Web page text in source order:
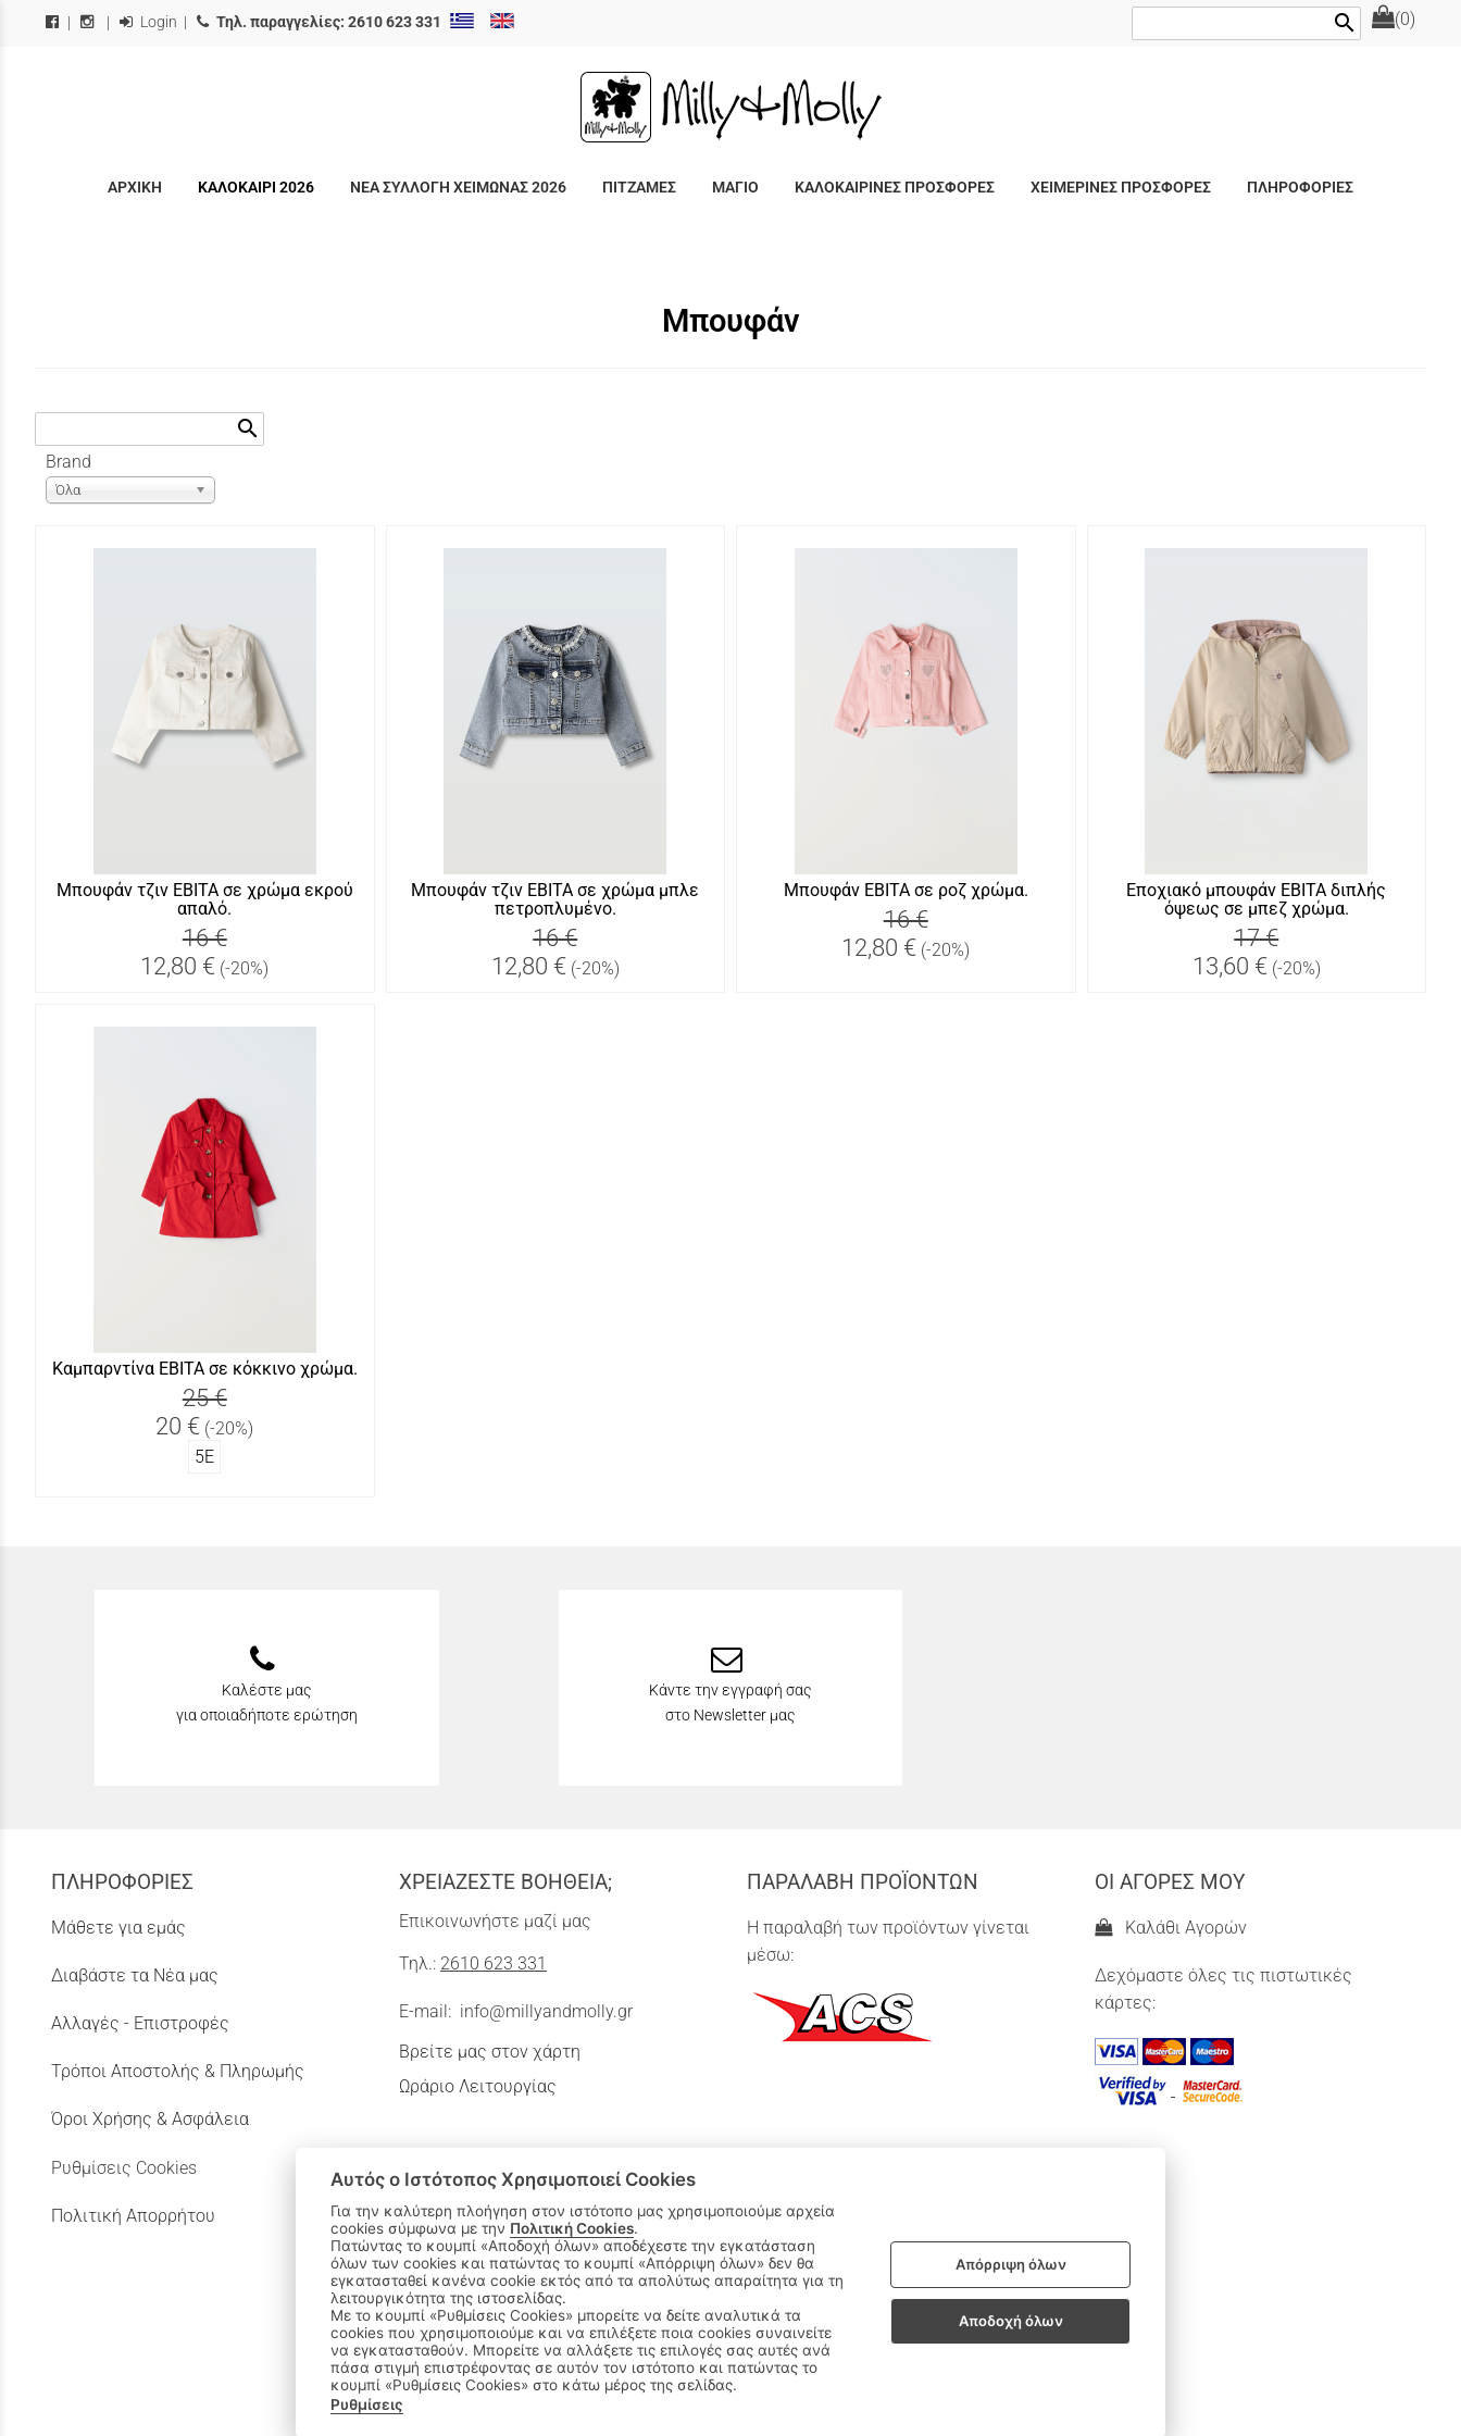
Login | Τηλ. παραγγελίες: 2610 623 331 (0)
search
ΑΡΧΙΚΗ ΚΑΛΟΚΑΙΡΙ 2026 ΝΕΑ ΣΥΛΛΟΓΗ ΧΕΙΜΩΝΑΣ 2026 ΠΙΤΖΑΜΕΣ ΜΑΓΙΟ ΚΑΛΟΚΑΙΡΙΝΕΣ ΠΡΟΣΦΟΡΕΣ ΧΕΙΜΕΡΙΝΕΣ ΠΡΟΣΦΟΡΕΣ ΠΛΗΡΟΦΟΡΙΕΣ
Μπουφάν
search
Brand
Όλα
Μπουφάν τζιν ΕΒΙΤΑ σε χρώμα εκρού
απαλό.
16 €
12,80 € (-20%)
Μπουφάν τζιν ΕΒΙΤΑ σε χρώμα μπλε
πετροπλυμένο.
16 €
12,80 € (-20%)
Μπουφάν ΕΒΙΤΑ σε ροζ χρώμα.
16 €
12,80 € (-20%)
Εποχιακό μπουφάν ΕΒΙΤΑ διπλής
όψεως σε μπεζ χρώμα.
17 €
13,60 € (-20%)
Καμπαρντίνα ΕΒΙΤΑ σε κόκκινο χρώμα.
25 €
20 € (-20%)
5Ε
Καλέστε μας
για οποιαδήποτε ερώτηση
Κάντε την εγγραφή σας
στο Newsletter μας
ΠΛΗΡΟΦΟΡΙΕΣ
Μάθετε για εμάς
Διαβάστε τα Νέα μας
Αλλαγές - Επιστροφές
Τρόποι Αποστολής & Πληρωμής
Όροι Χρήσης & Ασφάλεια
Ρυθμίσεις Cookies
Πολιτική Απορρήτου
ΧΡΕΙΑΖΕΣΤΕ ΒΟΗΘΕΙΑ;
Επικοινωνήστε μαζί μας
Τηλ.: 2610 623 331
E-mail: info@millyandmolly.gr
Βρείτε μας στον χάρτη
Ωράριο Λειτουργίας
ΠΑΡΑΛΑΒΗ ΠΡΟΪΟΝΤΩΝ
Η παραλαβή των προϊόντων γίνεται
μέσω:
ΟΙ ΑΓΟΡΕΣ ΜΟΥ
Καλάθι Αγορών
Δεχόμαστε όλες τις πιστωτικές
κάρτες:
ΑΚΟΛΟΥΘΗΣΤΕ ΜΑΣ: |
Sitemap/Login
Αυτός ο Ιστότοπος Χρησιμοποιεί Cookies
Για την καλύτερη πλοήγηση στον ιστότοπο μας χρησιμοποιούμε αρχεία
cookies σύμφωνα με την Πολιτική Cookies.
Πατώντας το κουμπί «Αποδοχή όλων» αποδέχεστε την εγκατάσταση
όλων των cookies και πατώντας το κουμπί «Απόρριψη όλων» δεν θα
εγκατασταθεί κανένα cookie εκτός από τα απολύτως απαραίτητα για τη
λειτουργικότητα της ιστοσελίδας.
Με το κουμπί «Ρυθμίσεις Cookies» μπορείτε να δείτε αναλυτικά τα
cookies που χρησιμοποιούμε και να επιλέξετε ποια cookies συναινείτε
να εγκατασταθούν. Μπορείτε να αλλάξετε τις επιλογές σας αυτές ανά
πάσα στιγμή επιστρέφοντας σε αυτόν τον ιστότοπο και πατώντας το
κουμπί «Ρυθμίσεις Cookies» στο κάτω μέρος της σελίδας.
Ρυθμίσεις
Απόρριψη όλων
Αποδοχή όλων